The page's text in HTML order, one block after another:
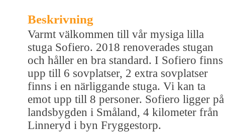
Beskrivning
Varmt välkommen till vår mysiga lilla
stuga Sofiero. 2018 renoverades stugan
och håller en bra standard. I Sofiero finns
upp till 6 sovplatser, 2 extra sovplatser
finns i en närliggande stuga. Vi kan ta
emot upp till 8 personer. Sofiero ligger på
landsbygden i Småland, 4 kilometer från
Linneryd i byn Fryggestorp.